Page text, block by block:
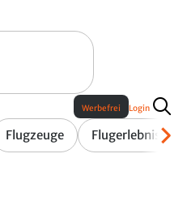
Flugzeuge Flugerlebnis
Werbefrei Login